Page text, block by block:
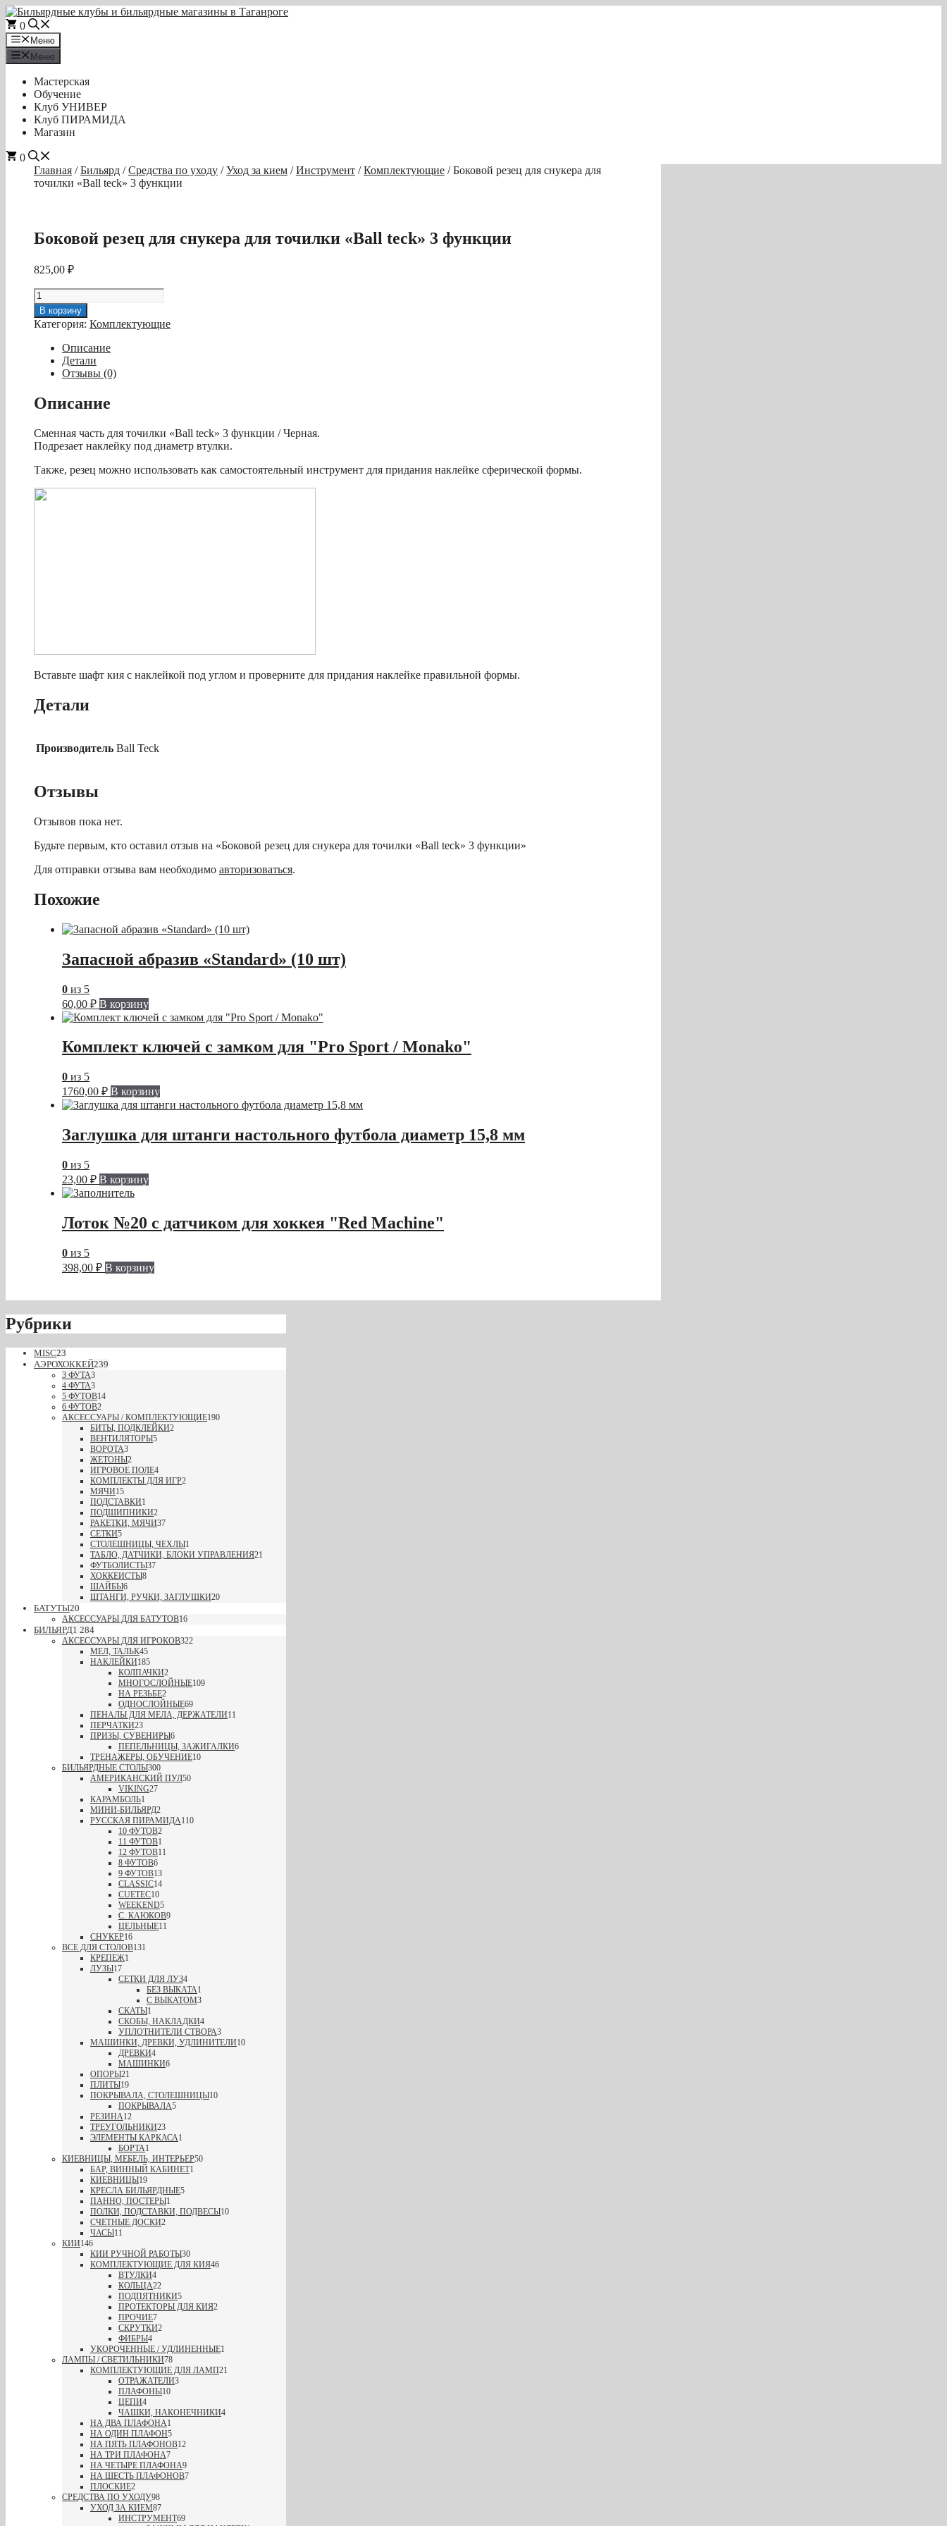
Перейти
к
содержимому
0
Меню
Меню
Мастерская
Обучение
Клуб УНИВЕР
Клуб ПИРАМИДА
Магазин
0
Главная /Бильярд /Средства по уходу /Уход за кием /Инструмент /Комплектующие / Боковой резец для снукера для
точилки «Ball teck» 3 функции
Боковой резец для снукера для точилки «Ball teck» 3 функции
825,00 ₽
Количество
товара
Боковой
снукера
«Ball
teck»
функции
В корзину
Категория: Комплектующие
Описание
Детали
Отзывы (0)
Описание
Сменная часть для точилки «Ball teck» 3 функции / Черная.
Подрезает наклейку под диаметр втулки.
Также, резец можно использовать как самостоятельный инструмент для придания наклейке сферической формы.
Вставьте шафт кия с наклейкой под углом и проверните для придания наклейке правильной формы.
Детали
Производитель Ball Teck
Отзывы
Отзывов пока нет.
Будьте первым, кто оставил отзыв на «Боковой резец для снукера для точилки «Ball teck» 3 функции»
Для отправки отзыва вам необходимо авторизоваться.
Похожие
Запасной абразив «Standard» (10 шт)
0 из 5
60,00 ₽ В корзину
Комплект ключей с замком для "Pro Sport / Monako"
0 из 5
1760,00 ₽ В корзину
Заглушка для штанги настольного футбола диаметр 15,8 мм
0 из 5
23,00 ₽ В корзину
Лоток №20 с датчиком для хоккея "Red Machine"
0 из 5
398,00 ₽ В корзину
Рубрики
MISC23
АЭРОХОККЕЙ239
3 ФУТА3
4 ФУТА3
5 ФУТОВ14
6 ФУТОВ2
АКСЕССУАРЫ / КОМПЛЕКТУЮЩИЕ190
БИТЫ, ПОДКЛЕЙКИ2
ВЕНТИЛЯТОРЫ5
ВОРОТА3
ЖЕТОНЫ2
ИГРОВОЕ ПОЛЕ4
КОМПЛЕКТЫ ДЛЯ ИГР2
МЯЧИ15
ПОДСТАВКИ1
ПОДШИПНИКИ2
РАКЕТКИ, МЯЧИ37
СЕТКИ5
СТОЛЕШНИЦЫ, ЧЕХЛЫ1
ТАБЛО, ДАТЧИКИ, БЛОКИ УПРАВЛЕНИЯ21
ФУТБОЛИСТЫ37
ХОККЕИСТЫ8
ШАЙБЫ6
ШТАНГИ, РУЧКИ, ЗАГЛУШКИ20
БАТУТЫ20
АКСЕССУАРЫ ДЛЯ БАТУТОВ16
БИЛЬЯРД1 284
АКСЕССУАРЫ ДЛЯ ИГРОКОВ322
МЕЛ, ТАЛЬК45
НАКЛЕЙКИ185
КОЛПАЧКИ2
МНОГОСЛОЙНЫЕ109
НА РЕЗЬБЕ2
ОДНОСЛОЙНЫЕ69
ПЕНАЛЫ ДЛЯ МЕЛА, ДЕРЖАТЕЛИ11
ПЕРЧАТКИ23
ПРИЗЫ, СУВЕНИРЫ6
ПЕПЕЛЬНИЦЫ, ЗАЖИГАЛКИ6
ТРЕНАЖЕРЫ, ОБУЧЕНИЕ10
БИЛЬЯРДНЫЕ СТОЛЫ300
АМЕРИКАНСКИЙ ПУЛ50
VIKING27
КАРАМБОЛЬ1
МИНИ-БИЛЬЯРД2
РУССКАЯ ПИРАМИДА110
10 ФУТОВ2
11 ФУТОВ1
12 ФУТОВ11
8 ФУТОВ6
9 ФУТОВ13
CLASSIC14
CUETEC10
WEEKEND5
С. КАЮКОВ9
ЦЕЛЬНЫЕ11
СНУКЕР16
ВСЕ ДЛЯ СТОЛОВ131
КРЕПЕЖ1
ЛУЗЫ17
СЕТКИ ДЛЯ ЛУЗ4
БЕЗ ВЫКАТА1
С ВЫКАТОМ3
СКАТЫ1
СКОБЫ, НАКЛАДКИ4
УПЛОТНИТЕЛИ СТВОРА3
МАШИНКИ, ДРЕВКИ, УДЛИНИТЕЛИ10
ДРЕВКИ4
МАШИНКИ6
ОПОРЫ21
ПЛИТЫ19
ПОКРЫВАЛА, СТОЛЕШНИЦЫ10
ПОКРЫВАЛА5
РЕЗИНА12
ТРЕУГОЛЬНИКИ23
ЭЛЕМЕНТЫ КАРКАСА1
БОРТА1
КИЕВНИЦЫ, МЕБЕЛЬ, ИНТЕРЬЕР50
БАР, ВИННЫЙ КАБИНЕТ1
КИЕВНИЦЫ19
КРЕСЛА БИЛЬЯРДНЫЕ5
ПАННО, ПОСТЕРЫ1
ПОЛКИ, ПОДСТАВКИ, ПОДВЕСЫ10
СЧЕТНЫЕ ДОСКИ2
ЧАСЫ11
КИИ146
КИИ РУЧНОЙ РАБОТЫ30
КОМПЛЕКТУЮЩИЕ ДЛЯ КИЯ46
ВТУЛКИ4
КОЛЬЦА22
ПОДПЯТНИКИ5
ПРОТЕКТОРЫ ДЛЯ КИЯ2
ПРОЧИЕ7
СКРУТКИ2
ФИБРЫ4
УКОРОЧЕННЫЕ / УДЛИНЕННЫЕ1
ЛАМПЫ / СВЕТИЛЬНИКИ78
КОМПЛЕКТУЮЩИЕ ДЛЯ ЛАМП21
ОТРАЖАТЕЛИ3
ПЛАФОНЫ10
ЦЕПИ4
ЧАШКИ, НАКОНЕЧНИКИ4
НА ДВА ПЛАФОНА1
НА ОДИН ПЛАФОН5
НА ПЯТЬ ПЛАФОНОВ12
НА ТРИ ПЛАФОНА7
НА ЧЕТЫРЕ ПЛАФОНА9
НА ШЕСТЬ ПЛАФОНОВ7
ПЛОСКИЕ2
СРЕДСТВА ПО УХОДУ98
УХОД ЗА КИЕМ87
ИНСТРУМЕНТ69